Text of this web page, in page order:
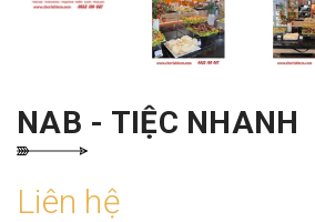
NAB - TIỆC NHANH
Liên hệ